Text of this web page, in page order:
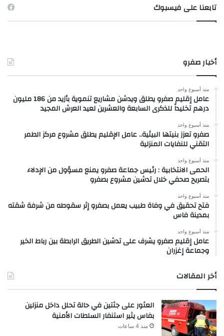
تابعنا على فيسبوك
أخبار صفرو
منذ أسبوع واحد
عامل إقليم صفرو يطلق ويدشن مشاريع تنموية بأزيد من 186 مليون
درهم تخليداً للذكرى السابعة والعشرين لعيد العرش المجيد
منذ أسبوع واحد
صفرو تعزز بنيتها البيئية.. عامل الإقليم يطلق مشروع مركز الطمر
التقني للنفايات المنزلية
منذ أسبوع واحد
الحمى الانتخابية : رئيس جماعة صفرو يمنع مسؤول من الإدلاء
بتصريح صحفي خلال تدشين مشروع بصفرو
منذ أسبوع واحد
فتح تحقيق في وفاة طبيب يعمل بصفرو إثر سقوطه من شرفة شقته
بمدينة فاس
منذ أسبوع واحد
عامل إقليم صفرو يشرف على تدشين الطريق الرابطة بين رباط الخير
وجماعة إغزران
أخر المقالات
العثور على جثتين في حالة تحلل داخل منزلين
بفاس يثير استنفار السلطات الأمنية
منذ 4 ساعات